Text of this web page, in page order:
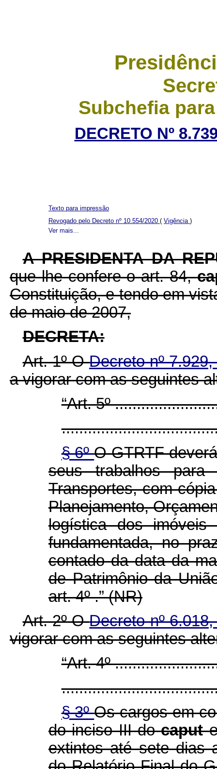
Subchefia
DECRETO Nº
Ver mais...
Texto para impressão
Revogado pelo Decreto nº 10.554/2020 ( Vigência )
A PRESIDENTA DA
que lhe confere o art. 84,
Constituição, e tendo em
de maio de 2007,
DECRETA:
Art. 1º ODecreto nº
a vigorar com as seguintes
“Art. 5º
§ 6ºO GTRTF
seus trabalhos
Transportes, com
Planejamento,
logística dos imóveis
fundamentada, no
contado da data da
de Patrimônio da
art. 4º .” (NR)
Art. 2º ODecreto nº
vigorar com as seguintes
“Art. 4º
§ 3ºOs cargos em
do inciso III docaput
extintos até sete dias